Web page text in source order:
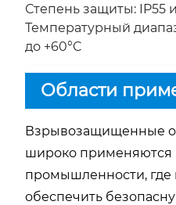
Степень защиты: IP55
Температурный
до +60°C
Области
Взрывозащищенные
широко применяются
промышленности, где
обеспечить